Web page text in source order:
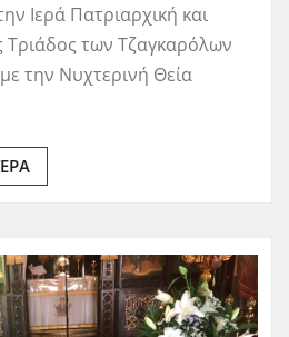
Ιερά Πατριαρχική και
Τριάδος των Τζαγκαρόλων
την Νυχτερινή Θεία